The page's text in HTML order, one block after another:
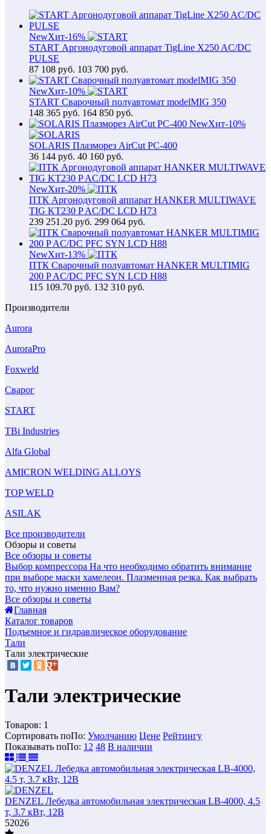
NewХит-16%
START Аргонодуговой аппарат TigLine X250 AC/DC
PULSE
87 108 руб. 103 700 руб.
NewХит-10%
START Сварочный полуавтомат modelMIG 350
148 365 руб. 164 850 руб.
NewХит-10%
SOLARIS Плазморез AirCut PC-400
36 144 руб. 40 160 руб.
NewХит-20%
ПТК Аргонодуговой аппарат HANKER MULTIWAVE
TIG KT230 P AC/DC LCD H73
239 251.20 руб. 299 064 руб.
NewХит-13%
ПТК Сварочный полуавтомат HANKER MULTIMIG
200 P AC/DC PFC SYN LCD H88
115 109.70 руб. 132 310 руб.
Производители
Aurora
AuroraPro
Foxweld
Сварог
START
TBi Industries
Alfa Global
AMICRON WELDING ALLOYS
TOP WELD
ASILAK
Все производители
Обзоры и советы
Все обзоры и советы
Выбор компрессора На что необходимо обратить внимание
при выборе маски хамелеон. Плазменная резка. Как выбрать
то, что нужно именно Вам?
Все обзоры и советы
Главная
Каталог товаров
Подъемное и гидравлическое оборудование
Тали
Тали электрические
Тали электрические
Товаров: 1
Сортировать поПо: Умолчанию Цене Рейтингу
Показывать поПо: 12 48 В наличии
DENZEL Лебедка автомобильная электрическая LB-4000, 4.5
т, 3.7 кВт, 12В
52026